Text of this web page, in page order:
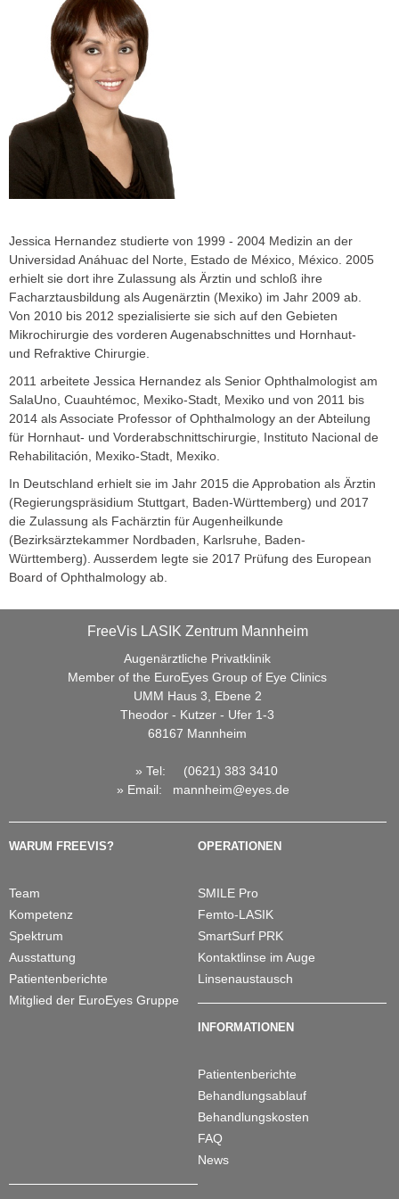
» Kurzsichtigkeit (Myopie)
» Weitsichtigkeit (Hyperopie)
» Hornhautverkrümmung (Astigmatismus)
» Alterssichtigkeit (Presbyopie)
Wann welche OP?
Voraussetzungen für die OP
Augenlasern
SMILE Pro (ReLEX smile)
Individuelle Femto-LASIK
Monovision (bei Alterssichtigkeit)
SmartSurf (Nachfolger von PRK/LASEK)
Historische Entwicklung
Augenlaser Operationen im Vergleich
Kunstlinsen
Linsenoperationen
Kontaktlinse im Auge (phake Linsen)
Laser-Linsenaustausch (LensX)
Informationen
Ablauf der Behandlung
Behandlungskosten / Finanzierung
Haben Sie Fragen?
Terminvereinbarung
Anfahrt / Übernachtung
Presse-Portal
English
Jessica Hernandez studierte von 1999 - 2004 Medizin an der
Universidad Anáhuac del Norte, Estado de México, México. 2005
erhielt sie dort ihre Zulassung als Ärztin und schloß ihre
Facharztausbildung als Augenärztin (Mexiko) im Jahr 2009 ab.
Von 2010 bis 2012 spezialisierte sie sich auf den Gebieten
Mikrochirurgie des vorderen Augenabschnittes und Hornhaut-
und Refraktive Chirurgie.
2011 arbeitete Jessica Hernandez als Senior Ophthalmologist am
SalaUno, Cuauhtémoc, Mexiko-Stadt, Mexiko und von 2011 bis
2014 als Associate Professor of Ophthalmology an der Abteilung
für Hornhaut- und Vorderabschnittschirurgie, Instituto Nacional de
Rehabilitación, Mexiko-Stadt, Mexiko.
In Deutschland erhielt sie im Jahr 2015 die Approbation als Ärztin
(Regierungspräsidium Stuttgart, Baden-Württemberg) und 2017
die Zulassung als Fachärztin für Augenheilkunde
(Bezirksärztekammer Nordbaden, Karlsruhe, Baden-
Württemberg). Ausserdem legte sie 2017 Prüfung des European
Board of Ophthalmology ab.
FreeVis LASIK Zentrum Mannheim
Augenärztliche Privatklinik
Member of the EuroEyes Group of Eye Clinics
UMM Haus 3, Ebene 2
Theodor - Kutzer - Ufer 1-3
68167 Mannheim
» Tel:
(0621) 383 3410
» Email: mannheim@eyes.de
WARUM FREEVIS?
Team
Kompetenz
Spektrum
Ausstattung
Patientenberichte
Mitglied der EuroEyes Gruppe
OPERATIONEN
SMILE Pro
Femto-LASIK
SmartSurf PRK
Kontaktlinse im Auge
Linsenaustausch
INFORMATIONEN
Patientenberichte
Behandlungsablauf
Behandlungskosten
FAQ
News